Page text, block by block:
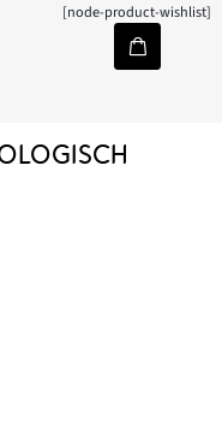
[node-product-wishlist]